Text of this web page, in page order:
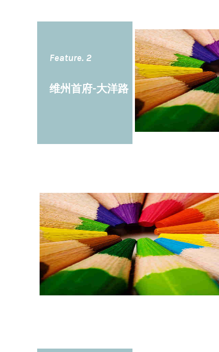
Feature. 2
维州首府-大洋路